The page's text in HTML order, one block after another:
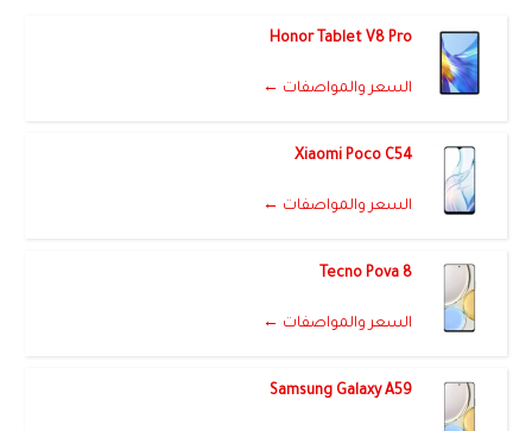
Honor Tablet V8 Pro
السعر والمواصفات ←
Xiaomi Poco C54
السعر والمواصفات ←
Tecno Pova 8
السعر والمواصفات ←
Samsung Galaxy A59